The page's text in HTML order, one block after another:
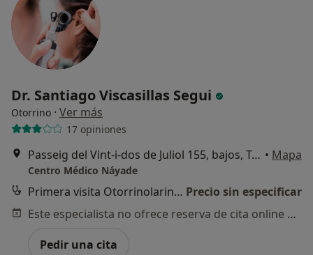
Dr. Santiago Viscasillas Segui
Otorrino · Ver más
17 opiniones
Passeig del Vint-i-dos de Juliol 155, bajos, Terrassa • Mapa
Centro Médico Náyade
Primera visita Otorrinolaringología Precio sin especificar
Este especialista no ofrece reserva de cita online en esta dirección.
Pedir una cita